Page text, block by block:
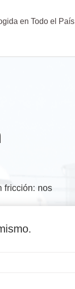
en Todo el País
fricción: nos